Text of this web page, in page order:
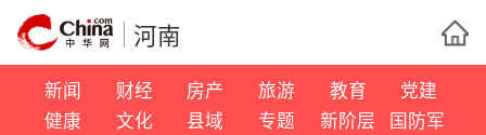
河南
新闻 财经 房产 旅游 教育
党建
健康
文化 县域 专题 新阶层
国防军